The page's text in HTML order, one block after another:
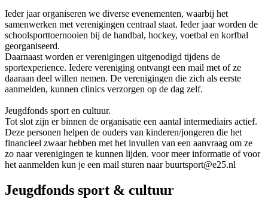
Ieder jaar organiseren we diverse evenementen, waarbij het
samenwerken met verenigingen centraal staat. Ieder jaar worden de
schoolsporttoernooien bij de handbal, hockey, voetbal en korfbal
georganiseerd.
Daarnaast worden er verenigingen uitgenodigd tijdens de
sportexperience. Iedere vereniging ontvangt een mail met of ze
daaraan deel willen nemen. De verenigingen die zich als eerste
aanmelden, kunnen clinics verzorgen op de dag zelf.
Jeugdfonds sport en cultuur.
Tot slot zijn er binnen de organisatie een aantal intermediairs actief.
Deze personen helpen de ouders van kinderen/jongeren die het
financieel zwaar hebben met het invullen van een aanvraag om ze
zo naar verenigingen te kunnen lijden. voor meer informatie of voor
het aanmelden kun je een mail sturen naar buurtsport@e25.nl
Jeugdfonds sport & cultuur